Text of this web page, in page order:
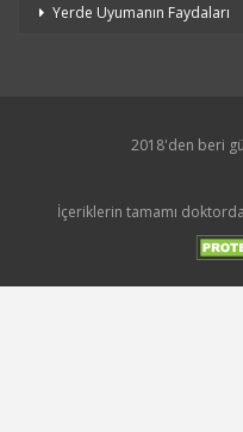
Yerde Uyumanın Faydaları
2018'den beri
İçeriklerin tamamı